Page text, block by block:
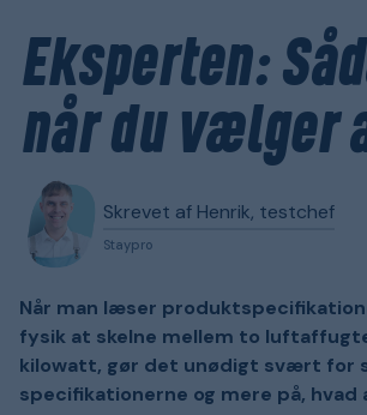
Eksperten:
når du vælger
Skrevet af Henrik, testchef
Staypro
Når man læser
fysik at skelne mellem to
kilowatt, gør det unødigt svært for
specifikationerne og mere på,